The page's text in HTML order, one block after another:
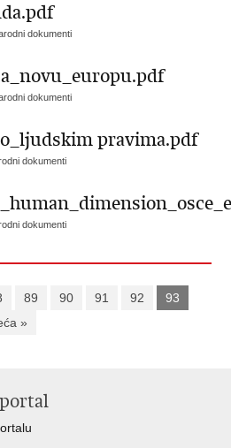
dokumenti
dokumenti
pravima.pdf
dokumenti
dokumenti
89 90 91 92
93
»